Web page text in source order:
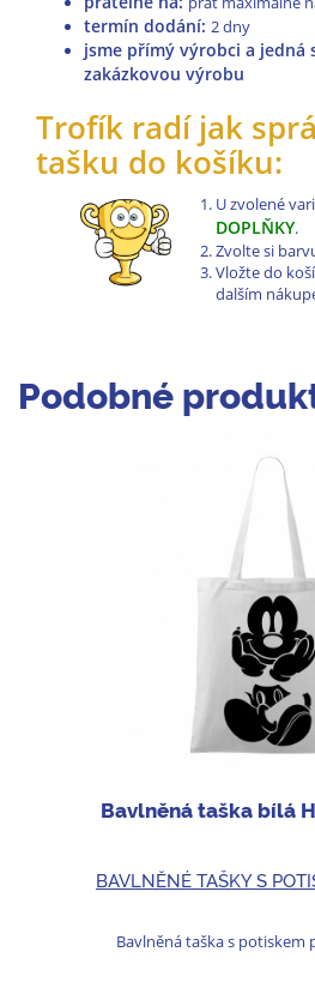
termín dodání: 2 dny
jsme přímý výrobci a jedná
zakázkovou výrobu
Trofík radí jak
tašku do košíku:
U zvolené
DOPLŇKY.
Zvolte si
Vložte do
dalším
Podobné
Bavlněná taška bílá
BAVLNĚNÉ TAŠKY S
Bavlněná taška s potiskem